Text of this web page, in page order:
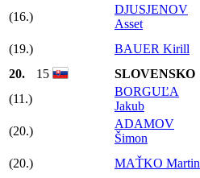
(16.)
DJUSJENOV
Asset
(19.) BAUER Kirill
20.
15 SLOVENSKO
(11.)
BORGUĽA
Jakub
(20.)
ADAMOV
Šimon
(20.) MAŤKO Martin